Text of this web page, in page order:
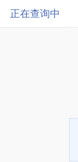
正在查询中